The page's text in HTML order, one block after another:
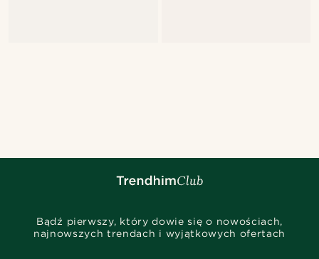
Bądź pierwszy, który dowie się o nowościach,
najnowszych trendach i wyjątkowych ofertach